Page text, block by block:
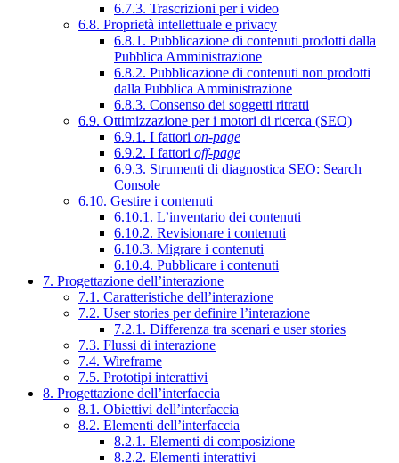
6.7.3. Trascrizioni per i video
6.8. Proprietà intellettuale e privacy
6.8.1. Pubblicazione di contenuti prodotti dalla
Pubblica Amministrazione
6.8.2. Pubblicazione di contenuti non prodotti
dalla Pubblica Amministrazione
6.8.3. Consenso dei soggetti ritratti
6.9. Ottimizzazione per i motori di ricerca (SEO)
6.9.1. I fattori on-page
6.9.2. I fattori off-page
6.9.3. Strumenti di diagnostica SEO: Search
Console
6.10. Gestire i contenuti
6.10.1. L’inventario dei contenuti
6.10.2. Revisionare i contenuti
6.10.3. Migrare i contenuti
6.10.4. Pubblicare i contenuti
7. Progettazione dell’interazione
7.1. Caratteristiche dell’interazione
7.2. User stories per definire l’interazione
7.2.1. Differenza tra scenari e user stories
7.3. Flussi di interazione
7.4. Wireframe
7.5. Prototipi interattivi
8. Progettazione dell’interfaccia
8.1. Obiettivi dell’interfaccia
8.2. Elementi dell’interfaccia
8.2.1. Elementi di composizione
8.2.2. Elementi interattivi